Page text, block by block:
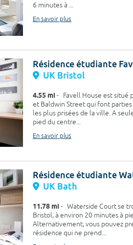
6 minutes à ...
En savoir plus
Résidence étudiante
UK Bristol
4.55 mi - Favell House est situé
et Baldwin Street qui font
les plus prisées de la ville. A
pied du centre...
En savoir plus
Résidence étudiante
UK Bath
11.78 mi - Waterside Court se
Bristol, à environ 20 minutes à
Alternativement, vous pouvez
résidence qui ne prend...